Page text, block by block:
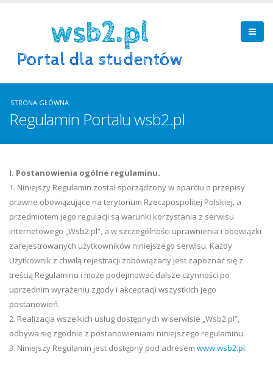
STRONA GŁÓWNA
Regulamin Portalu wsb2.pl
I. Postanowienia ogólne regulaminu.
1. Niniejszy Regulamin został sporządzony w oparciu o przepisy
prawne obowiązujące na terytorium Rzeczpospolitej Polskiej, a
przedmiotem jego regulacji są warunki korzystania z serwisu
internetowego „Wsb2.pl”, a w szczególności uprawnienia i obowiązki
zarejestrowanych użytkowników niniejszego serwisu. Każdy
Użytkownik z chwilą rejestracji zobowiązany jest zapoznać się z
treścią Regulaminu i może podejmować dalsze czynności po
uprzednim wyrażeniu zgody i akceptacji wszystkich jego
postanowień.
2. Realizacja wszelkich usług dostępnych w serwisie „Wsb2.pl”,
odbywa się zgodnie z postanowieniami niniejszego regulaminu.
3. Niniejszy Regulamin jest dostępny pod adresem www.wsb2.pl.